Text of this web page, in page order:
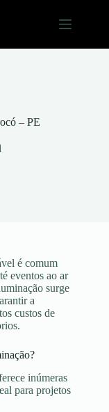
– PE
é comum
eventos ao ar
surge
a
custos de
inúmeras
para projetos